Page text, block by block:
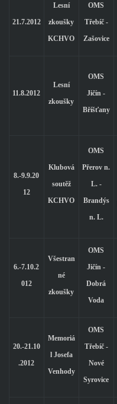
21.7.2012
Lesní
zkoušky
KCHVO
OMS
Třebíč -
Zašovice
11.8.2012
Lesní
zkoušky
OMS
Jičín -
Bříšťany
8.-9.9.20
12
Klubová
soutěž
KCHVO
OMS
Přerov n.
L. -
Brandýs
n. L.
6.-7.10.2
012
Všestran
né
zkoušky
OMS
Jičín -
Dobrá
Voda
20.-21.10
.2012
Memoriá
l Josefa
Venhody
OMS
Třebíč -
Nové
Syrovice